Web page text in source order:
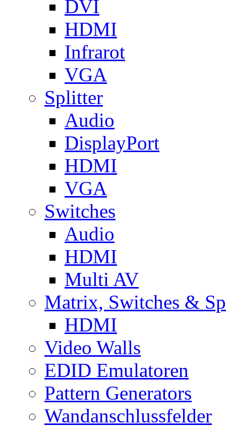
DVI
HDMI
Infrarot
VGA
Splitter
Audio
DisplayPort
HDMI
VGA
Switches
Audio
HDMI
Multi AV
Matrix, Switches &
HDMI
Video Walls
EDID Emulatoren
Pattern Generators
Wandanschlussfelder